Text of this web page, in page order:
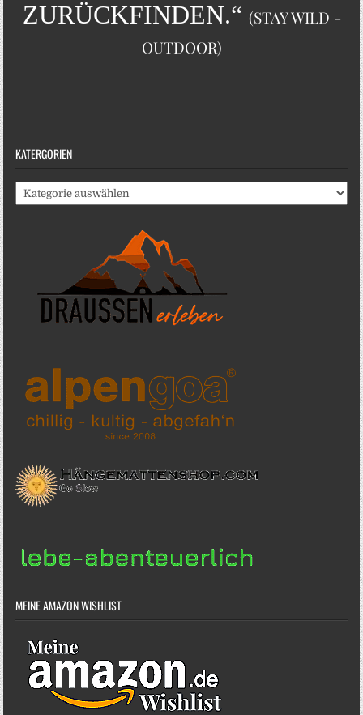
ZURÜCKFINDEN.“ (STAY WILD -
OUTDOOR)
KATERGORIEN
Katergorien
MEINE AMAZON WISHLIST